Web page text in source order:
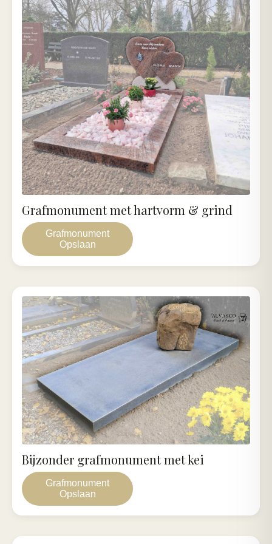
Grafmonument
Opslaan
Grafmonument met hartvorm & grind
Grafmonument
Opslaan
Bijzonder grafmonument met kei